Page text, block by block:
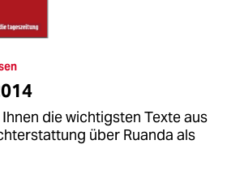
die wichtigsten Texte aus
über Ruanda als